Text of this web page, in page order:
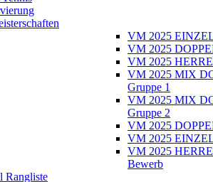
VM 2025
VM 2025
VM 2025
VM 2025 MIX
Gruppe 1
VM 2025 MIX
Gruppe 2
VM 2025
VM 2025
VM 2025
Bewerb
Rangliste